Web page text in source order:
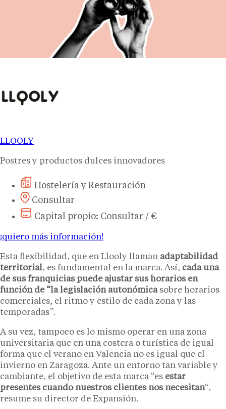
LLOOLY
Postres y productos dulces innovadores
Hostelería y Restauración
Consultar
Capital propio: Consultar / €
¡quiero más información!
Esta flexibilidad, que en Llooly llaman adaptabilidad
territorial, es fundamental en la marca. Así, cada una
de sus franquicias puede ajustar sus horarios en
función de “la legislación autonómicasobre horarios
comerciales, el ritmo y estilo de cada zona y las
temporadas”.
A su vez, tampoco es lo mismo operar en una zona
universitaria que en una costera o turística de igual
forma que el verano en Valencia no es igual que el
invierno en Zaragoza. Ante un entorno tan variable y
cambiante, el objetivo de esta marca “es estar
presentes cuando nuestros clientes nos necesitan“,
resume su director de Expansión.